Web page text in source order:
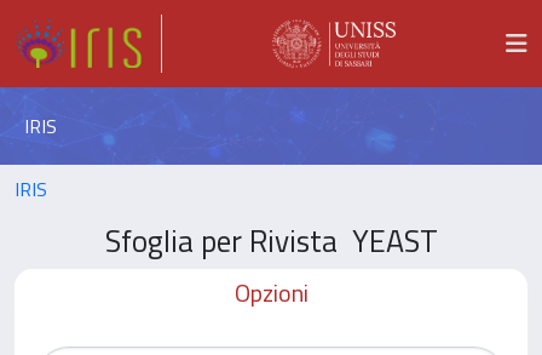
IRIS
IRIS
Sfoglia per Rivista YEAST
Opzioni